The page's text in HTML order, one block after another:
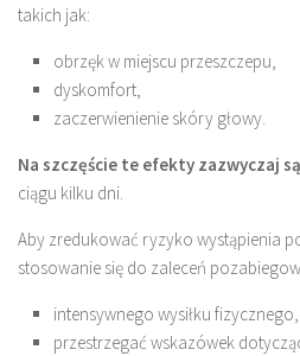
takich jak:
obrzęk w miejscu przeszczepu,
dyskomfort,
zaczerwienienie skóry głowy.
Na szczęście te efekty zazwyczaj
ciągu kilku dni.
Aby zredukować ryzyko wystąpienia
stosowanie się do zaleceń
intensywnego wysiłku fizycznego,
przestrzegać wskazówek